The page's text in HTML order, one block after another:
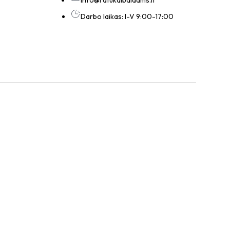
Darbo laikas: I-V 9:00-17:00